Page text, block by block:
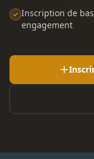
Inscription de
engagement